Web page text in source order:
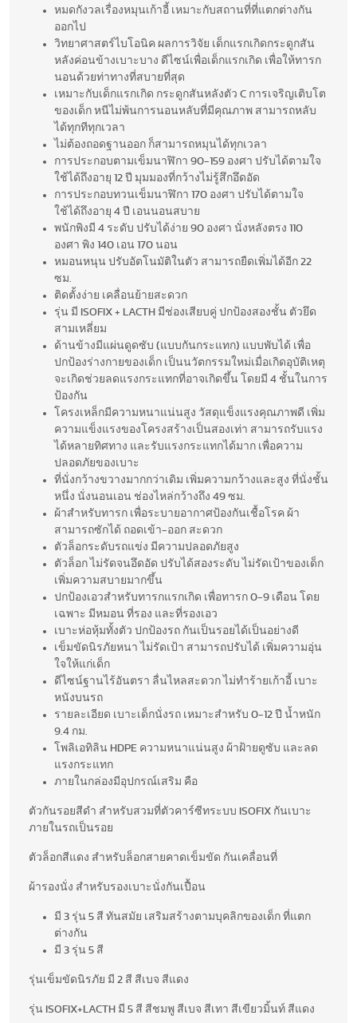
หมดกังวลเรื่องหมุนเก้าอี้ เหมาะกับสถานที่ที่แตกต่างกัน
ออกไป
วิทยาศาสตร์ไบโอนิค ผลการวิจัย เด็กแรกเกิดกระดูกสัน
หลังค่อนข้างเบาะบาง ดีไซน์เพื่อเด็กแรกเกิด เพื่อให้ทารก
นอนด้วยท่าทางที่สบายที่สุด
เหมาะกับเด็กแรกเกิด กระดูกสันหลังตัว C การเจริญเติบโต
ของเด็ก หนีไม่พ้นการนอนหลับที่มีคุณภาพ สามารถหลับ
ได้ทุกทีทุกเวลา
ไม่ต้องถอดฐานออก ก็สามารถหมุนได้ทุกเวลา
การประกอบตามเข็มนาฬิกา 90-159 องศา ปรับได้ตามใจ
ใช้ได้ถึงอายุ 12 ปี มุมมองที่กว้างไม่รู้สึกอึดอัด
การประกอบทวนเข็มนาฬิกา 170 องศา ปรับได้ตามใจ
ใช้ได้ถึงอายุ 4 ปี เอนนอนสบาย
พนักพิงมี 4 ระดับ ปรับได้ง่าย 90 องศา นั่งหลังตรง 110
องศา พิง 140 เอน 170 นอน
หมอนหนุน ปรับอัตโนมัติในตัว สามารถยืดเพิ่มได้อีก 22
ซม.
ติดตั้งง่าย เคลื่อนย้ายสะดวก
รุ่น มี ISOFIX + LACTH มีช่องเสียบคู่ ปกป้องสองชั้น ตัวยึด
สามเหลี่ยม
ด้านข้างมีแผ่นดูดซับ (แบบกันกระแทก) แบบพับได้ เพื่อ
ปกป้องร่างกายของเด็ก เป็นนวัตกรรมใหม่เมื่อเกิดอุบัติเหตุ
จะเกิดช่วยลดแรงกระแทกที่อาจเกิดขึ้น โดยมี 4 ชั้นในการ
ป้องกัน
โครงเหล็กมีความหนาแน่นสูง วัสดุแข็งแรงคุณภาพดี เพิ่ม
ความแข็งแรงของโครงสร้างเป็นสองเท่า สามารถรับแรง
ได้หลายทิศทาง และรับแรงกระแทกได้มาก เพื่อความ
ปลอดภัยของเบาะ
ที่นั่งกว้างขวางมากกว่าเดิม เพิ่มความกว้างและสูง ที่นั่งชั้น
หนึ่ง นั่งนอนเอน ช่องไหล่กว้างถึง 49 ซม.
ผ้าสำหรับทารก เพื่อระบายอากาศป้องกันเชื้อโรค ผ้า
สามารถซักได้ ถอดเข้า-ออก สะดวก
ตัวล็อกระดับรถแข่ง มีความปลอดภัยสูง
ตัวล็อก ไม่รัดจนอึดอัด ปรับได้สองระดับ ไม่รัดเป้าของเด็ก
เพิ่มความสบายมากขึ้น
ปกป้องเอวสำหรับทารกแรกเกิด เพื่อทารก 0-9 เดือน โดย
เฉพาะ มีหมอน ที่รอง และที่รองเอว
เบาะห่อหุ้มทั้งตัว ปกป้องรถ กันเป็นรอยได้เป็นอย่างดี
เข็มขัดนิรภัยหนา ไม่รัดเป้า สามารถปรับได้ เพิ่มความอุ่น
ใจให้แก่เด็ก
ดีไซน์ฐานไร้อันตรา ลื่นไหลสะดวก ไม่ทำร้ายเก้าอี้ เบาะ
หนังบนรถ
รายละเอียด เบาะเด็กนั่งรถ เหมาะสำหรับ 0-12 ปี น้ำหนัก
9.4 กม.
โพลิเอทิลิน HDPE ความหนาแน่นสูง ผ้าฝ้ายดูซับ และลด
แรงกระแทก
ภายในกล่องมีอุปกรณ์เสริม คือ
ตัวกันรอยสีดำ สำหรับสวมที่ตัวคาร์ซีทระบบ ISOFIX กันเบาะ
ภายในรถเป็นรอย
ตัวล็อกสีแดง สำหรับล็อกสายคาดเข็มขัด กันเคลื่อนที่
ผ้ารองนั่ง สำหรับรองเบาะนั่งกันเปื้อน
มี 3 รุ่น 5 สี ทันสมัย เสริมสร้างตามบุคลิกของเด็ก ที่แตก
ต่างกัน
มี 3 รุ่น 5 สี
รุ่นเข็มขัดนิรภัย มี 2 สี สีเบจ สีแดง
รุ่น ISOFIX+LACTH มี 5 สี สีชมพู สีเบจ สีเทา สีเขียวมิ้นท์ สีแดง